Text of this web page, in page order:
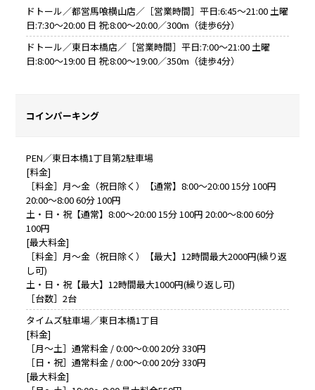
ドトール／都営馬喰横山店／［営業時間］平日:6:45～21:00 土曜
日:7:30～20:00 日 祝:8:00～20:00／300m（徒歩6分）
ドトール／東日本橋店／［営業時間］平日:7:00～21:00 土曜
日:8:00～19:00 日 祝:8:00～19:00／350m（徒歩4分）
コインパーキング
PEN／東日本橋1丁目第2駐車場
[料金]
［料金］月～金（祝日除く）【通常】8:00～20:00 15分 100円
20:00～8:00 60分 100円
土・日・祝【通常】8:00～20:00 15分 100円 20:00～8:00 60分
100円
[最大料金]
［料金］月～金（祝日除く）【最大】12時間最大2000円(繰り返
し可)
土・日・祝【最大】12時間最大1000円(繰り返し可)
［台数］2台
タイムズ駐車場／東日本橋1丁目
[料金]
［月～土］通常料金 / 0:00～0:00 20分 330円
［日・祝］通常料金 / 0:00～0:00 20分 330円
[最大料金]